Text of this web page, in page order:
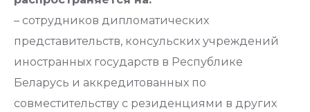
– сотрудников дипломатических
представительств, консульских учреждений
иностранных государств в Республике
Беларусь и аккредитованных по
совместительству с резиденциями в других